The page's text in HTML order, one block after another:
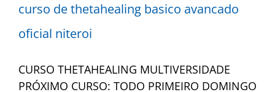
curso de thetahealing basico avancado
oficial niteroi
CURSO THETAHEALING MULTIVERSIDADE
PRÓXIMO CURSO: TODO PRIMEIRO DOMINGO